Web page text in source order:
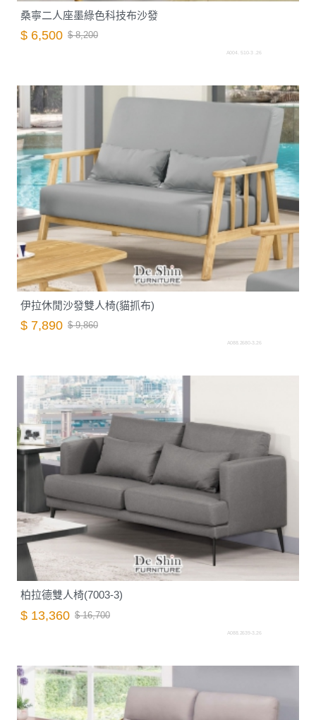
桑寧二人座墨綠色科技布沙發
$ 6,500 $ 8,200
A004. 510-3 .26
伊拉休閒沙發雙人椅(貓抓布)
$ 7,890 $ 9,860
A088.2680-3.26
柏拉德雙人椅(7003-3)
$ 13,360 $ 16,700
A088.2639-3.26